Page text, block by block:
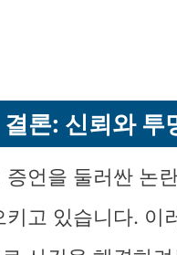
결론: 신뢰와 투
언을 둘러싼 논
고 있습니다. 이